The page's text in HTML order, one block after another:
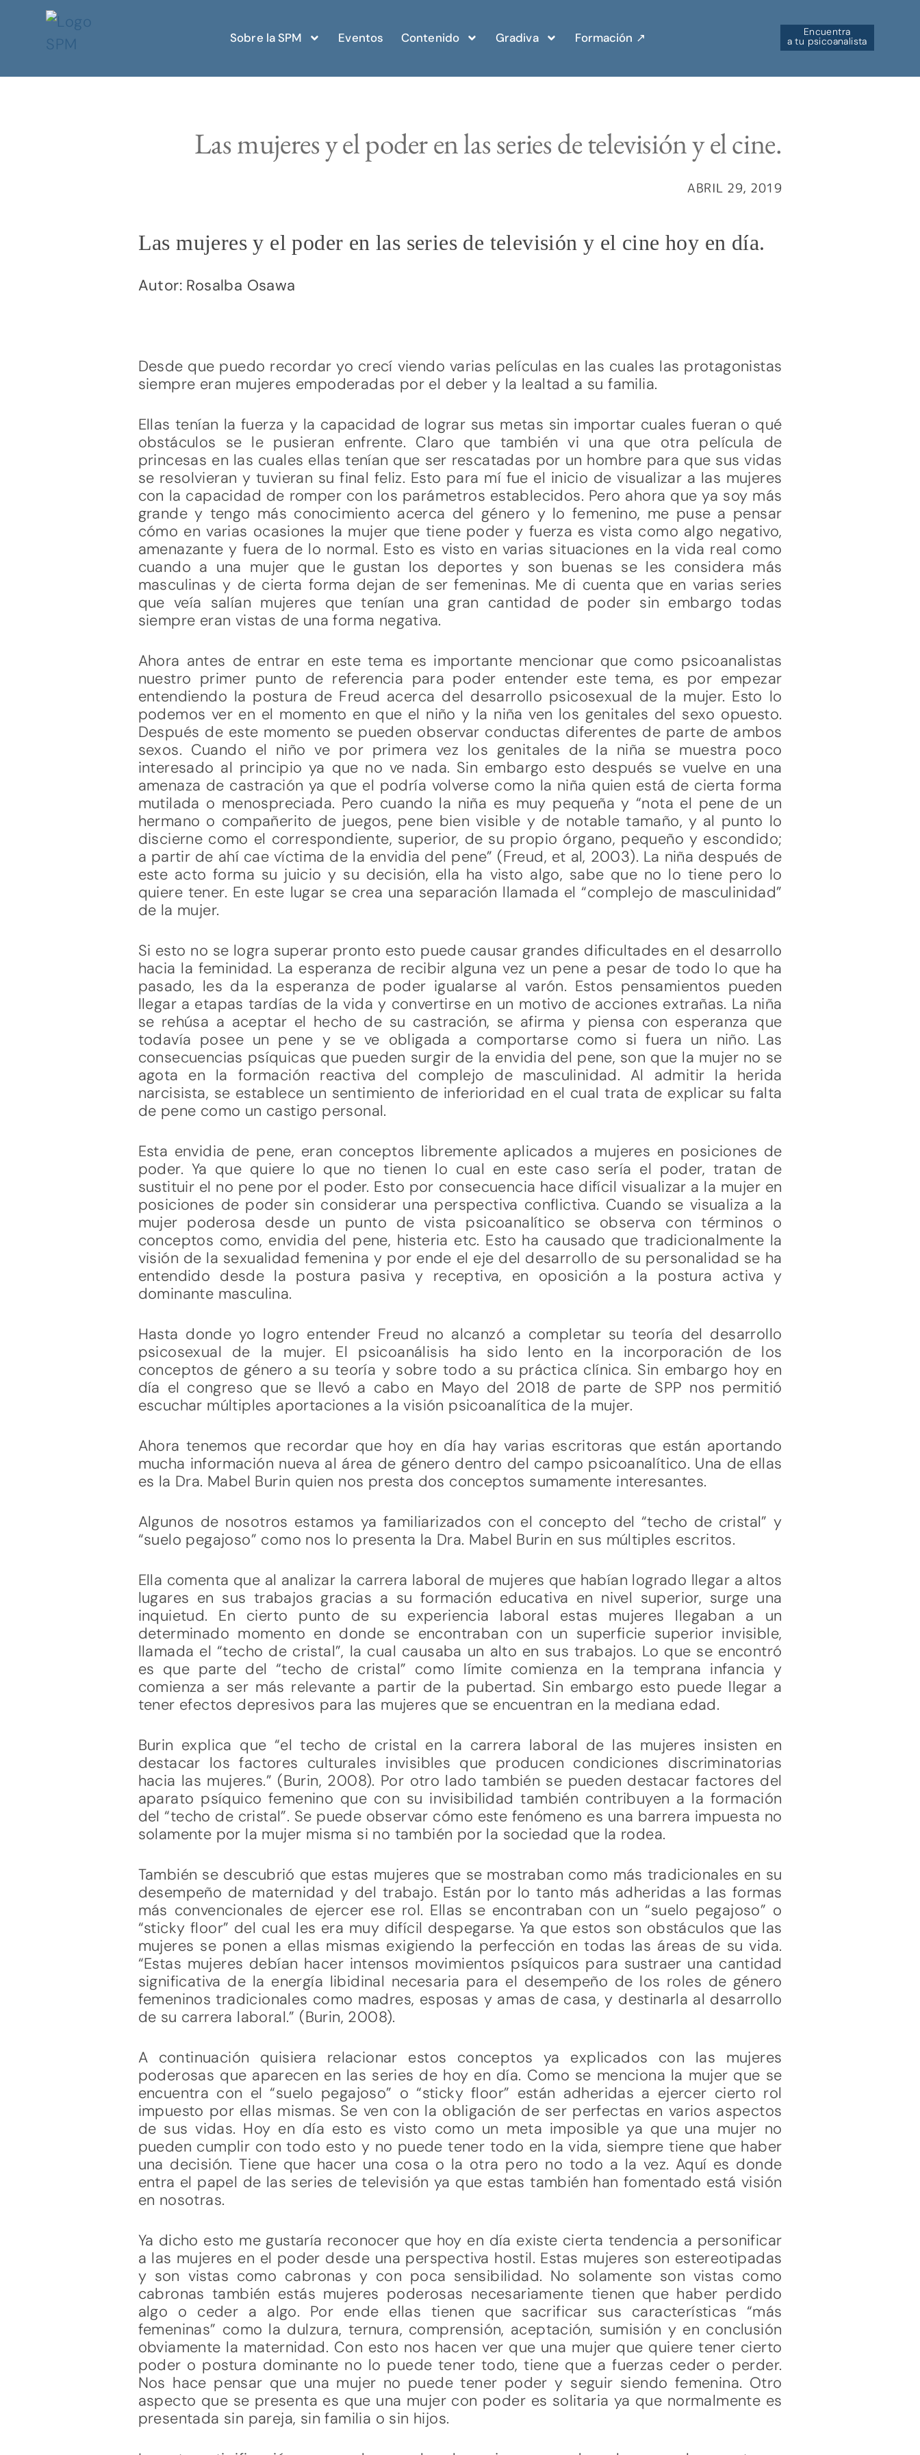
Sobre la SPM Eventos Contenido Gradiva Formación ↗︎ Encuentra
a tu psicoanalista
Las mujeres y el poder en las series de televisión y el cine.
ABRIL 29, 2019
Las mujeres y el poder en las series de televisión y el cine hoy en día.
Autor: Rosalba Osawa
Desde que puedo recordar yo crecí viendo varias películas en las cuales las protagonistas
siempre eran mujeres empoderadas por el deber y la lealtad a su familia.
Ellas tenían la fuerza y la capacidad de lograr sus metas sin importar cuales fueran o qué
obstáculos se le pusieran enfrente. Claro que también vi una que otra película de
princesas en las cuales ellas tenían que ser rescatadas por un hombre para que sus vidas
se resolvieran y tuvieran su final feliz. Esto para mí fue el inicio de visualizar a las mujeres
con la capacidad de romper con los parámetros establecidos. Pero ahora que ya soy más
grande y tengo más conocimiento acerca del género y lo femenino, me puse a pensar
cómo en varias ocasiones la mujer que tiene poder y fuerza es vista como algo negativo,
amenazante y fuera de lo normal. Esto es visto en varias situaciones en la vida real como
cuando a una mujer que le gustan los deportes y son buenas se les considera más
masculinas y de cierta forma dejan de ser femeninas. Me di cuenta que en varias series
que veía salían mujeres que tenían una gran cantidad de poder sin embargo todas
siempre eran vistas de una forma negativa.
Ahora antes de entrar en este tema es importante mencionar que como psicoanalistas
nuestro primer punto de referencia para poder entender este tema, es por empezar
entendiendo la postura de Freud acerca del desarrollo psicosexual de la mujer. Esto lo
podemos ver en el momento en que el niño y la niña ven los genitales del sexo opuesto.
Después de este momento se pueden observar conductas diferentes de parte de ambos
sexos. Cuando el niño ve por primera vez los genitales de la niña se muestra poco
interesado al principio ya que no ve nada. Sin embargo esto después se vuelve en una
amenaza de castración ya que el podría volverse como la niña quien está de cierta forma
mutilada o menospreciada. Pero cuando la niña es muy pequeña y “nota el pene de un
hermano o compañerito de juegos, pene bien visible y de notable tamaño, y al punto lo
discierne como el correspondiente, superior, de su propio órgano, pequeño y escondido;
a partir de ahí cae víctima de la envidia del pene” (Freud, et al, 2003). La niña después de
este acto forma su juicio y su decisión, ella ha visto algo, sabe que no lo tiene pero lo
quiere tener. En este lugar se crea una separación llamada el “complejo de masculinidad”
de la mujer.
Si esto no se logra superar pronto esto puede causar grandes dificultades en el desarrollo
hacia la feminidad. La esperanza de recibir alguna vez un pene a pesar de todo lo que ha
pasado, les da la esperanza de poder igualarse al varón. Estos pensamientos pueden
llegar a etapas tardías de la vida y convertirse en un motivo de acciones extrañas. La niña
se rehúsa a aceptar el hecho de su castración, se afirma y piensa con esperanza que
todavía posee un pene y se ve obligada a comportarse como si fuera un niño. Las
consecuencias psíquicas que pueden surgir de la envidia del pene, son que la mujer no se
agota en la formación reactiva del complejo de masculinidad. Al admitir la herida
narcisista, se establece un sentimiento de inferioridad en el cual trata de explicar su falta
de pene como un castigo personal.
Esta envidia de pene, eran conceptos libremente aplicados a mujeres en posiciones de
poder. Ya que quiere lo que no tienen lo cual en este caso sería el poder, tratan de
sustituir el no pene por el poder. Esto por consecuencia hace difícil visualizar a la mujer en
posiciones de poder sin considerar una perspectiva conflictiva. Cuando se visualiza a la
mujer poderosa desde un punto de vista psicoanalítico se observa con términos o
conceptos como, envidia del pene, histeria etc. Esto ha causado que tradicionalmente la
visión de la sexualidad femenina y por ende el eje del desarrollo de su personalidad se ha
entendido desde la postura pasiva y receptiva, en oposición a la postura activa y
dominante masculina.
Hasta donde yo logro entender Freud no alcanzó a completar su teoría del desarrollo
psicosexual de la mujer. El psicoanálisis ha sido lento en la incorporación de los
conceptos de género a su teoría y sobre todo a su práctica clínica. Sin embargo hoy en
día el congreso que se llevó a cabo en Mayo del 2018 de parte de SPP nos permitió
escuchar múltiples aportaciones a la visión psicoanalítica de la mujer.
Ahora tenemos que recordar que hoy en día hay varias escritoras que están aportando
mucha información nueva al área de género dentro del campo psicoanalítico. Una de ellas
es la Dra. Mabel Burin quien nos presta dos conceptos sumamente interesantes.
Algunos de nosotros estamos ya familiarizados con el concepto del “techo de cristal” y
“suelo pegajoso” como nos lo presenta la Dra. Mabel Burin en sus múltiples escritos.
Ella comenta que al analizar la carrera laboral de mujeres que habían logrado llegar a altos
lugares en sus trabajos gracias a su formación educativa en nivel superior, surge una
inquietud. En cierto punto de su experiencia laboral estas mujeres llegaban a un
determinado momento en donde se encontraban con un superficie superior invisible,
llamada el “techo de cristal”, la cual causaba un alto en sus trabajos. Lo que se encontró
es que parte del “techo de cristal” como límite comienza en la temprana infancia y
comienza a ser más relevante a partir de la pubertad. Sin embargo esto puede llegar a
tener efectos depresivos para las mujeres que se encuentran en la mediana edad.
Burin explica que “el techo de cristal en la carrera laboral de las mujeres insisten en
destacar los factores culturales invisibles que producen condiciones discriminatorias
hacia las mujeres.” (Burin, 2008). Por otro lado también se pueden destacar factores del
aparato psíquico femenino que con su invisibilidad también contribuyen a la formación
del “techo de cristal”. Se puede observar cómo este fenómeno es una barrera impuesta no
solamente por la mujer misma si no también por la sociedad que la rodea.
También se descubrió que estas mujeres que se mostraban como más tradicionales en su
desempeño de maternidad y del trabajo. Están por lo tanto más adheridas a las formas
más convencionales de ejercer ese rol. Ellas se encontraban con un “suelo pegajoso” o
“sticky floor” del cual les era muy difícil despegarse. Ya que estos son obstáculos que las
mujeres se ponen a ellas mismas exigiendo la perfección en todas las áreas de su vida.
“Estas mujeres debían hacer intensos movimientos psíquicos para sustraer una cantidad
significativa de la energía libidinal necesaria para el desempeño de los roles de género
femeninos tradicionales como madres, esposas y amas de casa, y destinarla al desarrollo
de su carrera laboral.” (Burin, 2008).
A continuación quisiera relacionar estos conceptos ya explicados con las mujeres
poderosas que aparecen en las series de hoy en día. Como se menciona la mujer que se
encuentra con el “suelo pegajoso” o “sticky floor” están adheridas a ejercer cierto rol
impuesto por ellas mismas. Se ven con la obligación de ser perfectas en varios aspectos
de sus vidas. Hoy en día esto es visto como un meta imposible ya que una mujer no
pueden cumplir con todo esto y no puede tener todo en la vida, siempre tiene que haber
una decisión. Tiene que hacer una cosa o la otra pero no todo a la vez. Aquí es donde
entra el papel de las series de televisión ya que estas también han fomentado está visión
en nosotras.
Ya dicho esto me gustaría reconocer que hoy en día existe cierta tendencia a personificar
a las mujeres en el poder desde una perspectiva hostil. Estas mujeres son estereotipadas
y son vistas como cabronas y con poca sensibilidad. No solamente son vistas como
cabronas también estás mujeres poderosas necesariamente tienen que haber perdido
algo o ceder a algo. Por ende ellas tienen que sacrificar sus características “más
femeninas” como la dulzura, ternura, comprensión, aceptación, sumisión y en conclusión
obviamente la maternidad. Con esto nos hacen ver que una mujer que quiere tener cierto
poder o postura dominante no lo puede tener todo, tiene que a fuerzas ceder o perder.
Nos hace pensar que una mujer no puede tener poder y seguir siendo femenina. Otro
aspecto que se presenta es que una mujer con poder es solitaria ya que normalmente es
presentada sin pareja, sin familia o sin hijos.